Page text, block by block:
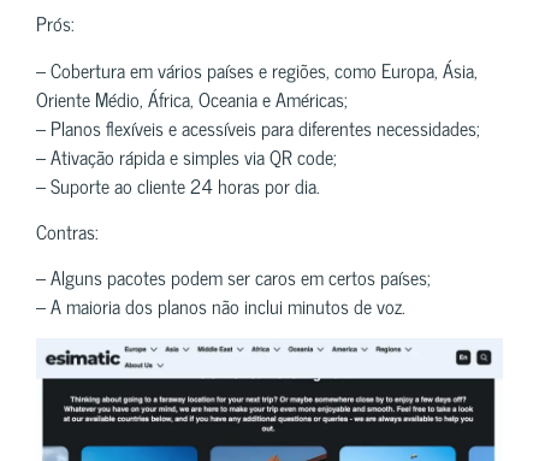
Prós:
– Cobertura em vários países e regiões, como Europa, Ásia,
Oriente Médio, África, Oceania e Américas;
– Planos flexíveis e acessíveis para diferentes necessidades;
– Ativação rápida e simples via QR code;
– Suporte ao cliente 24 horas por dia.
Contras:
– Alguns pacotes podem ser caros em certos países;
– A maioria dos planos não inclui minutos de voz.